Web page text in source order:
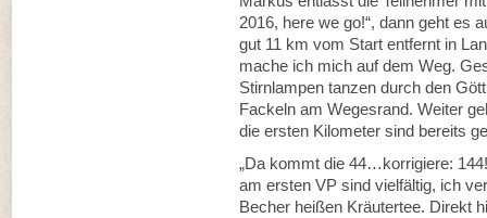
2016, here we go!“, dann geht es
gut 11 km vom Start entfernt in
mache ich mich auf dem Weg.
Stirnlampen tanzen durch den
Fackeln am Wegesrand. Weiter
die ersten Kilometer sind bereits
„Da kommt die 44…korrigiere:
am ersten VP sind vielfältig, ich
Becher heißen Kräutertee. Direkt